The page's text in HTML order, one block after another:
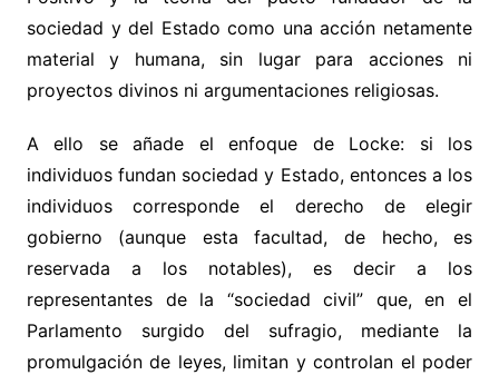
sociedad y del Estado como una acción netamente
material y humana, sin lugar para acciones ni
proyectos divinos ni argumentaciones religiosas.
A ello se añade el enfoque de Locke: si los
individuos fundan sociedad y Estado, entonces a los
individuos corresponde el derecho de elegir
gobierno (aunque esta facultad, de hecho, es
reservada a los notables), es decir a los
representantes de la “sociedad civil” que, en el
Parlamento surgido del sufragio, mediante la
promulgación de leyes, limitan y controlan el poder